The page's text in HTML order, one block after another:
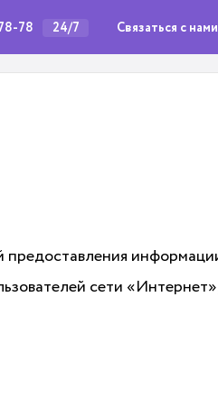
78 24/7 Связаться с нами
сети